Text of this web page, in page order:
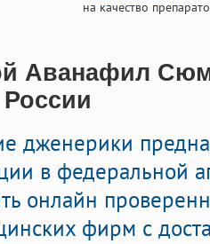
на качество
Аванафил
дженерики
в федеральной
онлайн
фирм с